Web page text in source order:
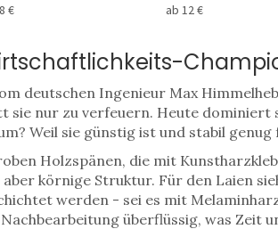
€ ab 12 €
deutschen Ingenieur Max
sie nur zu verfeuern. Heute
Weil sie günstig ist und stabil
Holzspänen, die mit
körnige Struktur. Für den Laien
werden - sei es mit
überflüssig, was Zeit